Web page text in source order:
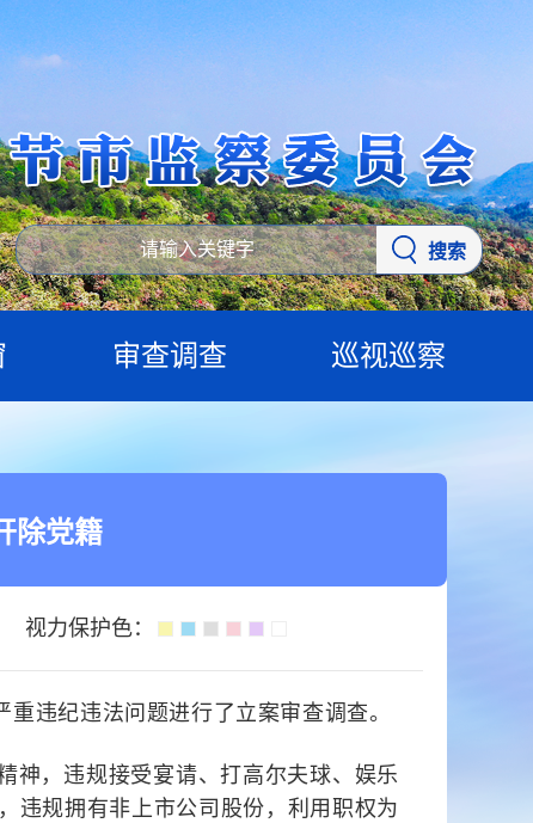
搜索
审查调查 巡视巡察
除党籍
视力保护色：
重违纪违法问题进行了立案审查调查。
神，违规接受宴请、打高尔夫球、娱乐
违规拥有非上市公司股份，利用职权为